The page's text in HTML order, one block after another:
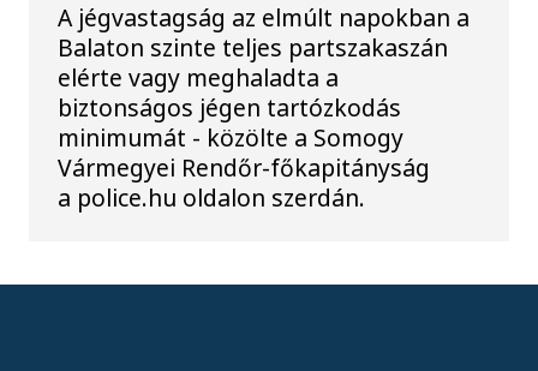
A jégvastagság az elmúlt napokban a
Balaton szinte teljes partszakaszán
elérte vagy meghaladta a
biztonságos jégen tartózkodás
minimumát - közölte a Somogy
Vármegyei Rendőr-főkapitányság
a police.hu oldalon szerdán.